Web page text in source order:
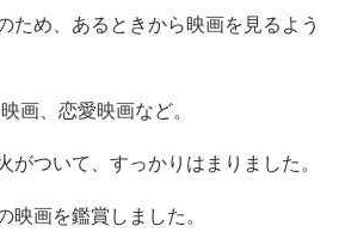
ため、あるときから映画を見るよう
画、恋愛映画など。
がついて、すっかりはまりました。
映画を鑑賞しました。